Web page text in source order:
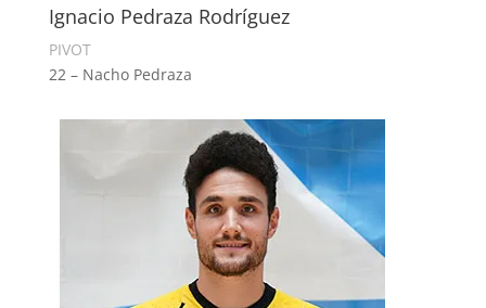
Ignacio Pedraza Rodríguez
PIVOT
22 – Nacho Pedraza